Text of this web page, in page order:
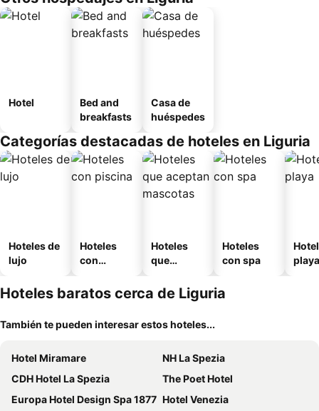
Hotel
Bed and
breakfasts
Casa de
huéspedes
Categorías destacadas de hoteles en Liguria
Hoteles de
lujo
Hoteles
con
Hoteles
que
mascotas
Hoteles
con spa
playa
Hoteles baratos cerca de Liguria
También te pueden interesar estos hoteles...
Hotel Miramare
NH La Spezia
CDH Hotel La Spezia
The Poet Hotel
Europa Hotel Design Spa 1877 Hotel Venezia